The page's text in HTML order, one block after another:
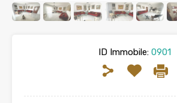
ID Immobile:0901